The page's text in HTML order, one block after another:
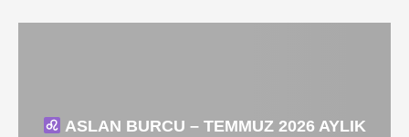
ASLAN BURCU – TEMMUZ 2026 AYLIK